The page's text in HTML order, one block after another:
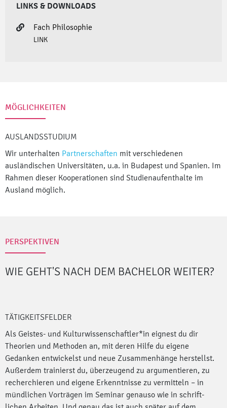
LINKS & DOWNLOADS
Fach Philosophie
LINK
MÖGLICHKEITEN
AUSLANDSSTUDIUM
Wir unterhalten Partnerschaften mit verschiedenen
ausländischen Universitäten, u.a. in Budapest und Spanien. Im
Rahmen dieser Kooperationen sind Studienaufenthalte im
Ausland möglich.
PERSPEKTIVEN
WIE GEHT'S NACH DEM BACHELOR WEITER?
TÄTIGKEITSFELDER
Als Geistes-­ und Kulturwissenschaft­ler*in eignest du dir
Theorien und Me­thoden an, mit deren Hilfe du eigene
Gedanken entwickelst und neue Zusam­menhänge herstellst.
Außerdem trainie­rst du, überzeugend zu argumentieren, zu
recherchieren und eigene Erkenntnis­se zu vermitteln – in
mündlichen Vorträgen im Seminar genauso wie in schrift­